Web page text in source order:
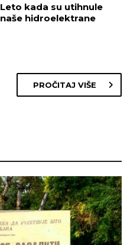
Leto kada su utihnule
naše hidroelektrane
PROČITAJ VIŠE